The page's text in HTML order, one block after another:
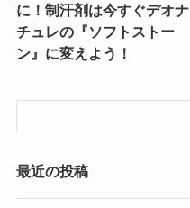
に！制汗剤は今すぐデオナ
チュレの『ソフトストー
ン』に変えよう！
最近の投稿